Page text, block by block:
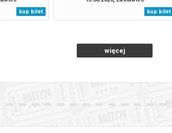
kup bilet
kup bilet
więcej